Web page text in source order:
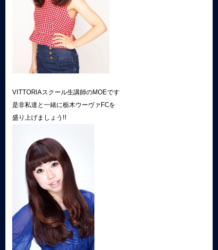
VITTORIAスクール生講師のMOEです
是非私達と一緒に栃木ウーヴァFCを
盛り上げましょう!!